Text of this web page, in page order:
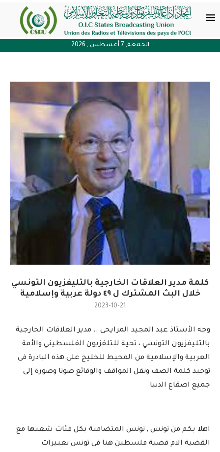
الجمعة, 7 أغسطس , 2026
كلمة مدير العلاقات الخارجية بالتليفزيون التونسي
خلال البث المشترك ل ٤٩ دولة عربية وإسلامية
2023-10-21
وجه الأستاذ عبد المجيد المرايحى .. مدير العلاقات الخارجية
بالتليفزيون التونسي ، تحية للتلفزيون الفلسطيني والأمة
العربية والإسلامية من المحيط للخليج على هذه البادرة فى
توحيد كلمة الصف ونقل المواقف والوقائع صوتا وصورة إلى
جميع اصقاع الدنيا
اهلا بكم من تونس , تونس المتضامنة بكل فئات شعبها مع
القضية الام قضية فلسطين هنا فى تونس تعبيرات